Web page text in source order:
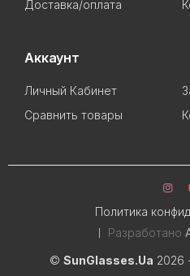
Доставка/оплата
Аккаунт
Личный Кабинет
Сравнить товары
© SunGlasses.Ua 2026
Политика
Разработано